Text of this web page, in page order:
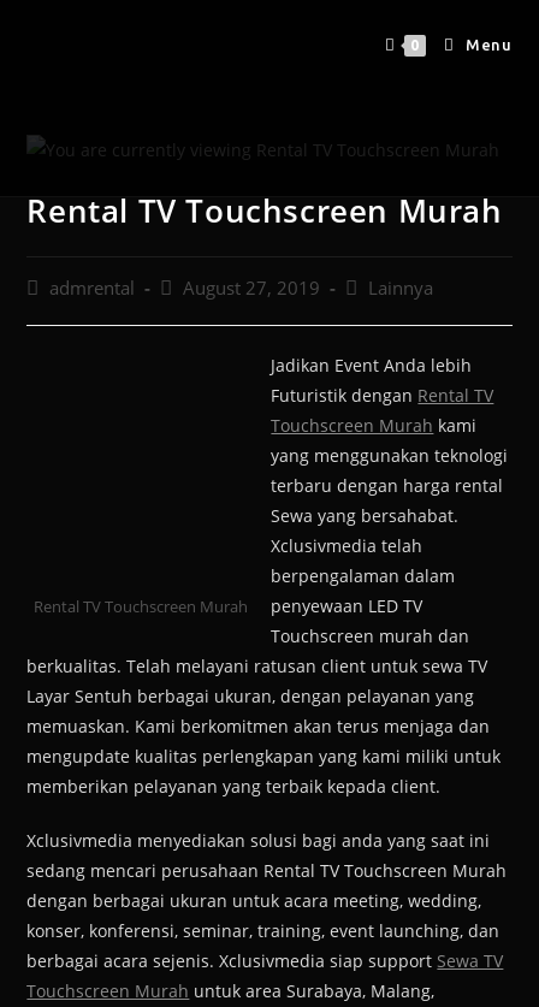
0 Menu
Rental TV Touchscreen Murah
admrental August 27, 2019 Lainnya
Rental TV Touchscreen Murah
Jadikan Event Anda lebih
Futuristik dengan Rental TV
Touchscreen Murah kami
yang menggunakan teknologi
terbaru dengan harga rental
Sewa yang bersahabat.
Xclusivmedia telah
berpengalaman dalam
penyewaan LED TV
Touchscreen murah dan
berkualitas. Telah melayani ratusan client untuk sewa TV
Layar Sentuh berbagai ukuran, dengan pelayanan yang
memuaskan. Kami berkomitmen akan terus menjaga dan
mengupdate kualitas perlengkapan yang kami miliki untuk
memberikan pelayanan yang terbaik kepada client.
Xclusivmedia menyediakan solusi bagi anda yang saat ini
sedang mencari perusahaan Rental TV Touchscreen Murah
dengan berbagai ukuran untuk acara meeting, wedding,
konser, konferensi, seminar, training, event launching, dan
berbagai acara sejenis. Xclusivmedia siap support Sewa TV
Touchscreen Murah untuk area Surabaya, Malang,